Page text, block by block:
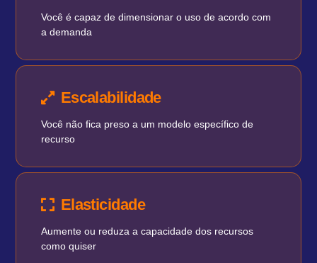
Você é capaz de dimensionar o uso de acordo com
a demanda
Escalabilidade
Você não fica preso a um modelo específico de
recurso
Elasticidade
Aumente ou reduza a capacidade dos recursos
como quiser